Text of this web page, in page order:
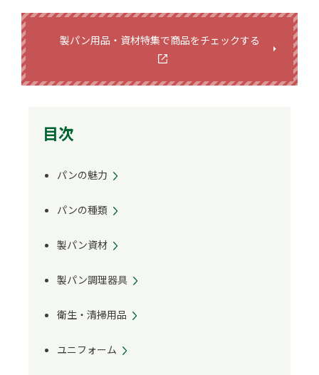
製パン用品・資材特集で商品をチェックする
目次
パンの魅力
パンの種類
製パン資材
製パン調理器具
衛生・清掃用品
ユニフォーム